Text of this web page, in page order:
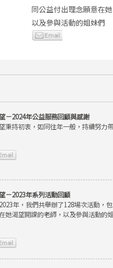
同公益付出理念願意在
以及參與活動的姐妹們
－2024年公益服務回顧與感謝
秉持初衷，如同往年一般，持續努力
－2023年系列活動回顧
年，我們共舉辦了128場次活動，
她渴望開課的老師，以及參與活動的